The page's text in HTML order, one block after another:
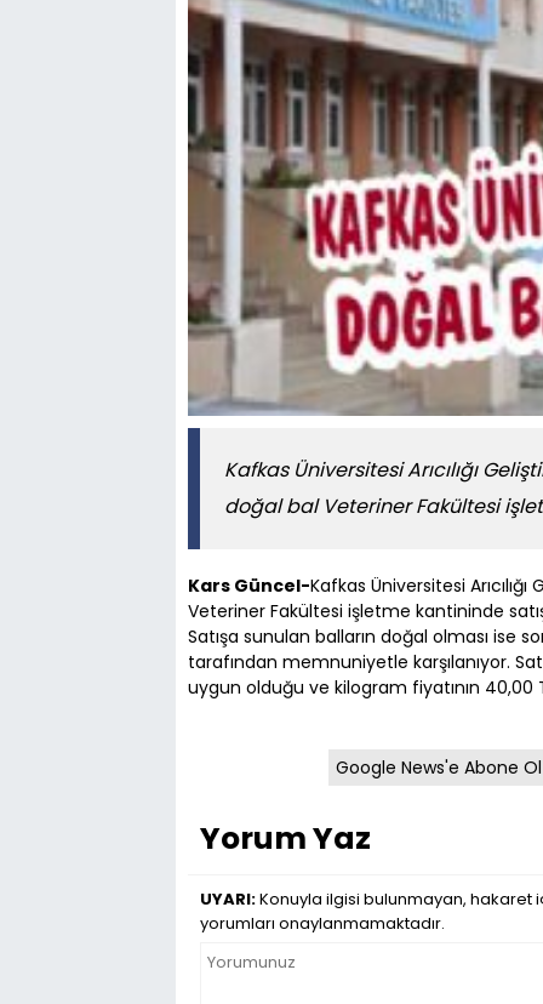
Kafkas Üniversitesi Arıcılığı
doğal bal Veteriner Fakültesi
Kars Güncel-Kafkas Üniversitesi
Veteriner Fakültesi işletme kantininde
Satışa sunulan balların doğal olması ise
tarafından memnuniyetle karşılanıyor.
uygun olduğu ve kilogram fiyatının 40,00
Google News'e Abone Ol
Yorum Yaz
UYARI:Konuyla ilgisi bulunmayan, hakaret
yorumları onaylanmamaktadır.